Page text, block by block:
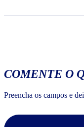
COMENTE O
Preencha os campos e